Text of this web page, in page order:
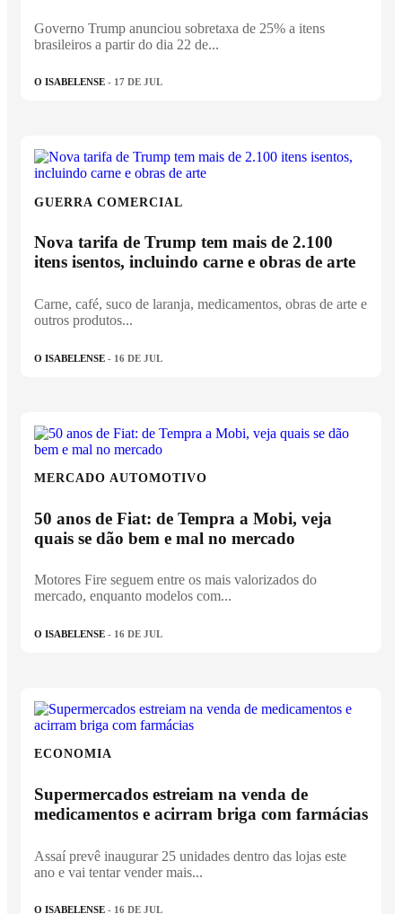
Governo Trump anunciou sobretaxa de 25% a itens
brasileiros a partir do dia 22 de...
O ISABELENSE - 17 DE JUL
GUERRA COMERCIAL
Nova tarifa de Trump tem mais de 2.100
itens isentos, incluindo carne e obras de arte
Carne, café, suco de laranja, medicamentos, obras de arte e
outros produtos...
O ISABELENSE - 16 DE JUL
MERCADO AUTOMOTIVO
50 anos de Fiat: de Tempra a Mobi, veja
quais se dão bem e mal no mercado
Motores Fire seguem entre os mais valorizados do
mercado, enquanto modelos com...
O ISABELENSE - 16 DE JUL
ECONOMIA
Supermercados estreiam na venda de
medicamentos e acirram briga com farmácias
Assaí prevê inaugurar 25 unidades dentro das lojas este
ano e vai tentar vender mais...
O ISABELENSE - 16 DE JUL